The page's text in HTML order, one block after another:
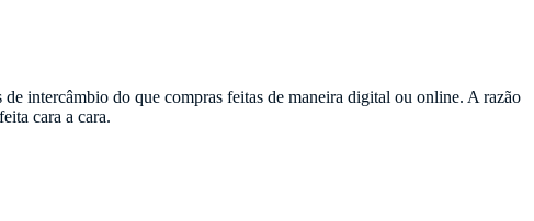
intercâmbio do que compras feitas de maneira digital ou online. A razão
cara a cara.